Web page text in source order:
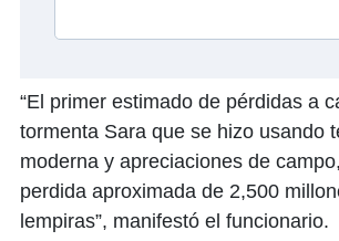
“El primer estimado de pérdidas a
tormenta Sara que se hizo usando
moderna y apreciaciones de
perdida aproximada de 2,500
lempiras”, manifestó el funcionario.